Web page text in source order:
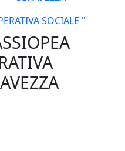
SOCIALE "